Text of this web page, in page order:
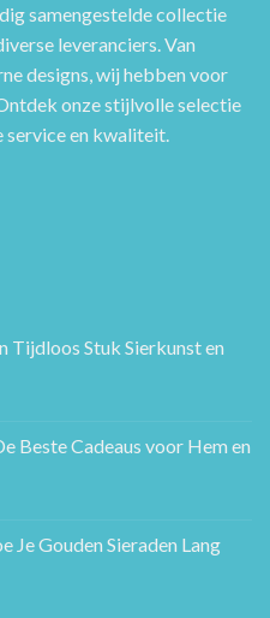
samengestelde collectie
leveranciers. Van
designs, wij hebben voor
onze stijlvolle selectie
service en kwaliteit.
Tijdloos Stuk Sierkunst en
Beste Cadeaus voor Hem en
Je Gouden Sieraden Lang